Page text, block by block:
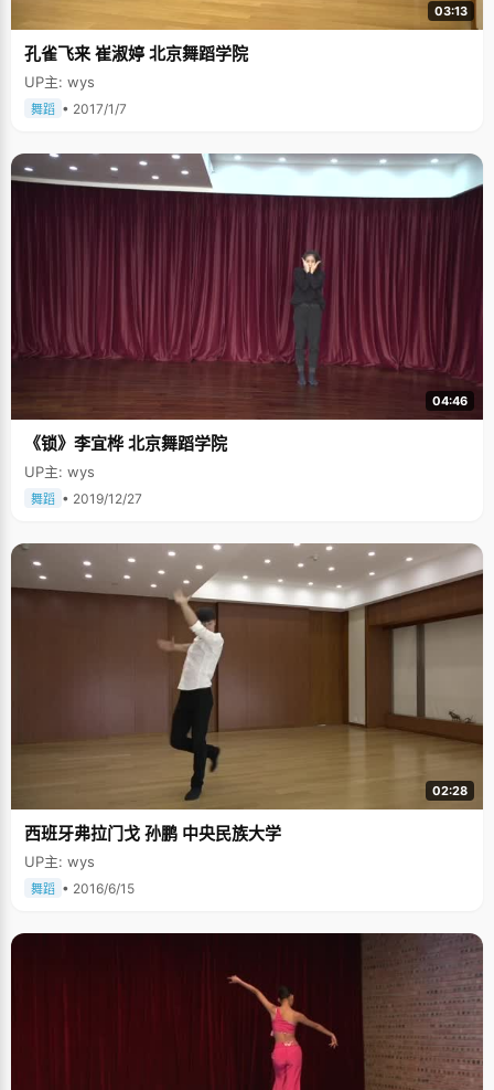
03:13
孔雀飞来 崔淑婷 北京舞蹈学院
UP主: wys
舞蹈 • 2017/1/7
04:46
《锁》李宜桦 北京舞蹈学院
UP主: wys
舞蹈 • 2019/12/27
02:28
西班牙弗拉门戈 孙鹏 中央民族大学
UP主: wys
舞蹈 • 2016/6/15